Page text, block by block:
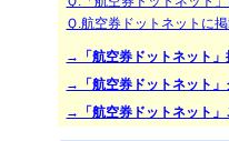
Ｑ.航空券ドットネットに
→「航空券ドットネット」
→「航空券ドットネット」
→「航空券ドットネット」